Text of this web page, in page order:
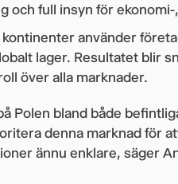
och full insyn för
använder
lager. Resultatet blir
över alla marknader.
Polen bland både
denna marknad för
ännu enklare, säger